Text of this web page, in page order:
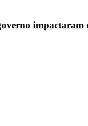
impactaram